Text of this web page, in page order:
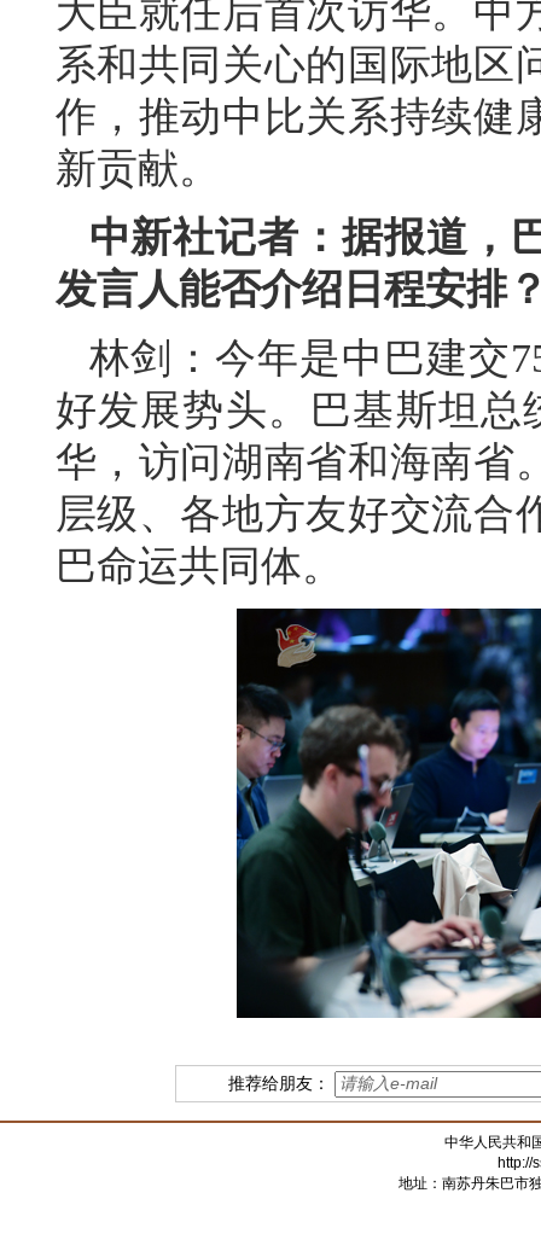
大臣就任后首次访华。中
系和共同关心的国际地区
作，推动中比关系持续健
新贡献。
中新社记者：据报道，
发言人能否介绍日程安排
林剑：今年是中巴建交
好发展势头。巴基斯坦总
华，访问湖南省和海南省
层级、各地方友好交流合
巴命运共同体。
推荐给朋友：
中华人民共和
http://
地址：南苏丹朱巴市